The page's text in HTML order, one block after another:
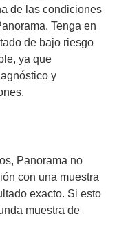
de las condiciones
Tenga en
de bajo riesgo
ya que
y
Panorama no
con una muestra
exacto. Si esto
muestra de